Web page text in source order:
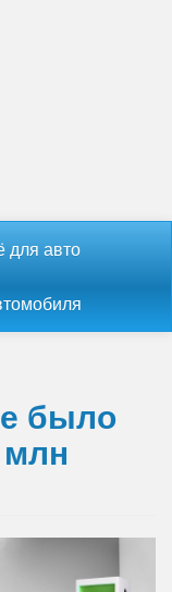
для авто
было